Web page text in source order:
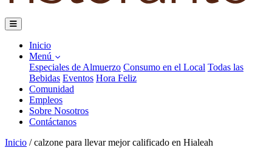
Inicio
Menú
Especiales de Almuerzo Consumo en el Local Todas las
Bebidas Eventos Hora Feliz
Comunidad
Empleos
Sobre Nosotros
Contáctanos
Inicio / calzone para llevar mejor calificado en Hialeah